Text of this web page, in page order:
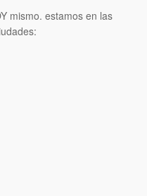
mismo. estamos en las